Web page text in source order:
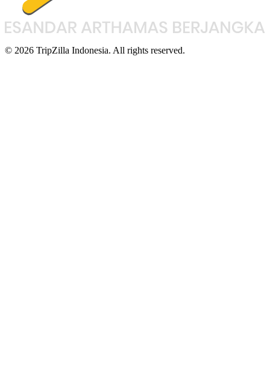
© 2026 TripZilla Indonesia. All rights reserved.